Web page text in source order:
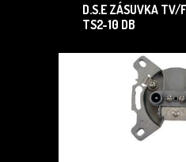
D.S.E ZÁSUVKA TV/
TS2-10 DB